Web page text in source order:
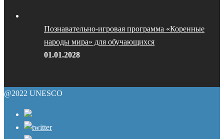
Познавательно-игровая программа «Коренные
народы мира» для обучающихся
01.01.2028
@2022 UNESCO